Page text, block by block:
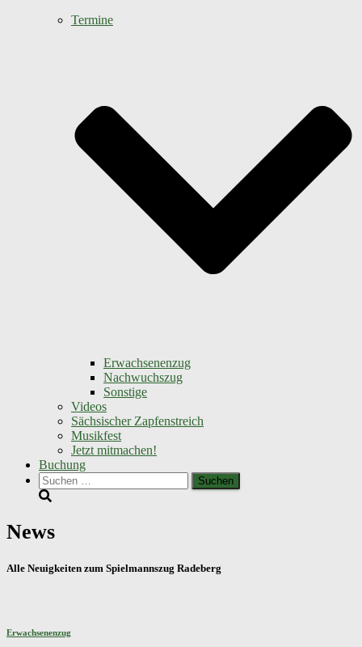
Termine
Erwachsenenzug
Nachwuchszug
Sonstige
Videos
Sächsischer Zapfenstreich
Musikfest
Jetzt mitmachen!
Buchung
Suchen
nach:
News
Alle Neuigkeiten zum Spielmannszug Radeberg
Erwachsenenzug